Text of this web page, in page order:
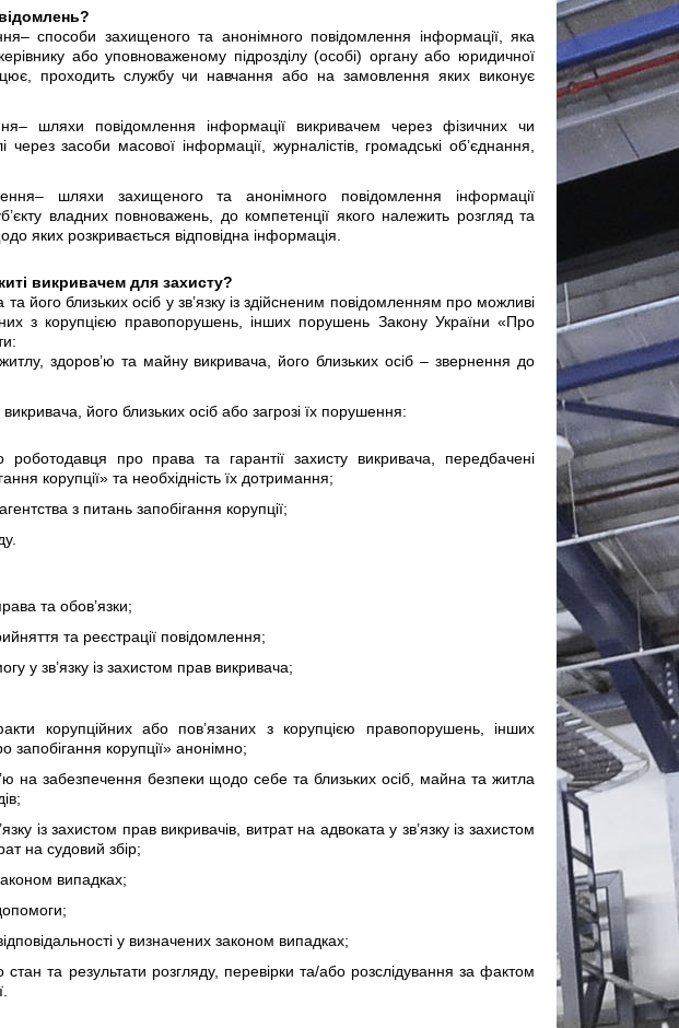
способи захищеного та анонімного повідомлення інформації, яка
або уповноваженому підрозділу (особі) органу або юридичної
проходить службу чи навчання або на замовлення яких виконує
шляхи повідомлення інформації викривачем через фізичних чи
засоби масової інформації, журналістів, громадські об’єднання,
шляхи захищеного та анонімного повідомлення інформації
владних повноважень, до компетенції якого належить розгляд та
яких розкривається відповідна інформація.
викривачем для захисту?
його близьких осіб у зв’язку із здійсненим повідомленням про можливі
з корупцією правопорушень, інших порушень Закону України «Про
здоров’ю та майну викривача, його близьких осіб – звернення до
його близьких осіб або загрозі їх порушення:
роботодавця про права та гарантії захисту викривача, передбачені
корупції» та необхідність їх дотримання;
з питань запобігання корупції;
та обов’язки;
та реєстрації повідомлення;
у зв’язку із захистом прав викривача;
корупційних або пов’язаних з корупцією правопорушень, інших
корупції» анонімно;
на забезпечення безпеки щодо себе та близьких осіб, майна та житла
із захистом прав викривачів, витрат на адвоката у зв’язку із захистом
на судовий збір;
випадках;
у визначених законом випадках;
та результати розгляду, перевірки та/або розслідування за фактом